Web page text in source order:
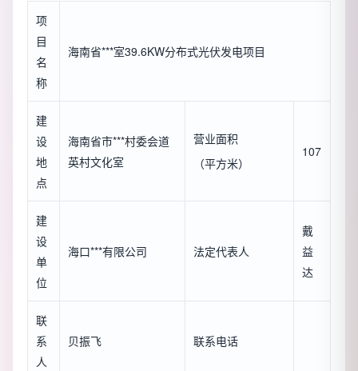
项
目
名
称
海南省***室39.6KW分布式光伏发电项目
建
设
地
点
海南省市***村委会道
英村文化室
营业面积
（平方米）
107
建
设
单
位
海口***有限公司 法定代表人
戴
益
达
联
系
人
贝振飞 联系电话